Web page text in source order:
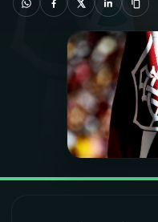
PROGRAMAS
PODCASTS
06VIDEOCASTS